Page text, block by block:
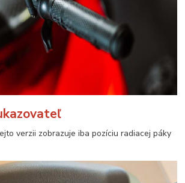
verzii zobrazuje iba pozíciu radiacej páky